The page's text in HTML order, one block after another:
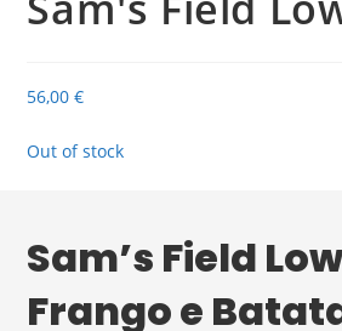
56,00€
Out of stock
Sam’s Field
Frango e